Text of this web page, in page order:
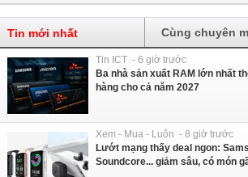
Tin mới nhất Cùng chuyên
Tin ICT - 6 giờ trước
Ba nhà sản xuất RAM lớn nhất
hàng cho cả năm 2027
Xem - Mua - Luôn - 8 giờ trước
Lướt mạng thấy deal ngon:
Soundcore... giảm sâu, có món